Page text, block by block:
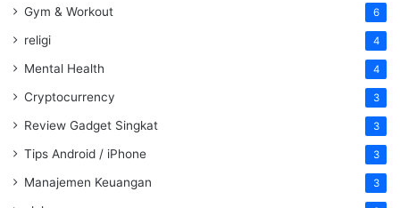
Gym & Workout 6
religi 4
Mental Health 4
Cryptocurrency 3
Review Gadget Singkat 3
Tips Android / iPhone 3
Manajemen Keuangan 3